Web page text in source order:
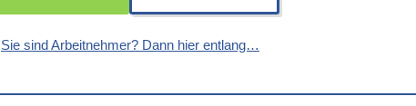
Sie sind Arbeitnehmer? Dann hier entlang…